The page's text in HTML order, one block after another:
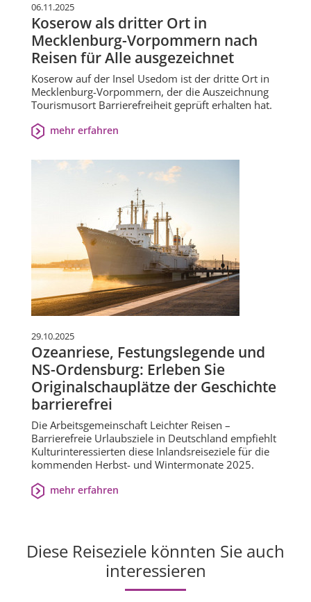
06.11.2025
Koserow als dritter Ort in
Mecklenburg-Vorpommern nach
Reisen für Alle ausgezeichnet
Koserow auf der Insel Usedom ist der dritte Ort in
Mecklenburg-Vorpommern, der die Auszeichnung
Tourismusort Barrierefreiheit geprüft erhalten hat.
mehr erfahren
29.10.2025
Ozeanriese, Festungslegende und
NS-Ordensburg: Erleben Sie
Originalschauplätze der Geschichte
barrierefrei
Die Arbeitsgemeinschaft Leichter Reisen –
Barrierefreie Urlaubsziele in Deutschland empfiehlt
Kulturinteressierten diese Inlandsreiseziele für die
kommenden Herbst- und Wintermonate 2025.
mehr erfahren
Diese Reiseziele könnten Sie auch
interessieren